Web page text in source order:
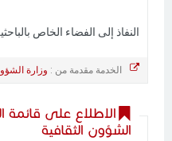
النفاذ إلى الفضاء الخاص
الخدمة مقدمة من : وزارة
الاطلاع على قائمة
الشؤون الثقافية